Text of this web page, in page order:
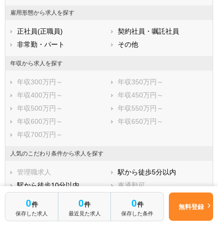
0件
保存した求人
0件
最近見た求人
0件
保存した条件
無料登録
鹿児島県
雇用形態から求人を探す
正社員(正職員)
契約社員・嘱託社員
非常勤・パート
その他
年収から求人を探す
年収300万円～
年収350万円～
年収400万円～
年収450万円～
年収500万円～
年収550万円～
年収600万円～
年収650万円～
年収700万円～
人気のこだわり条件から求人を探す
管理職求人
駅から徒歩5分以内
駅から徒歩10分以内
車通勤可
未経験OK
新卒OK
残業少なめ
寮・借り上げ